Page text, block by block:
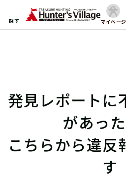
探す マイページ
発見レポートに
があっ
こちらから違反
す